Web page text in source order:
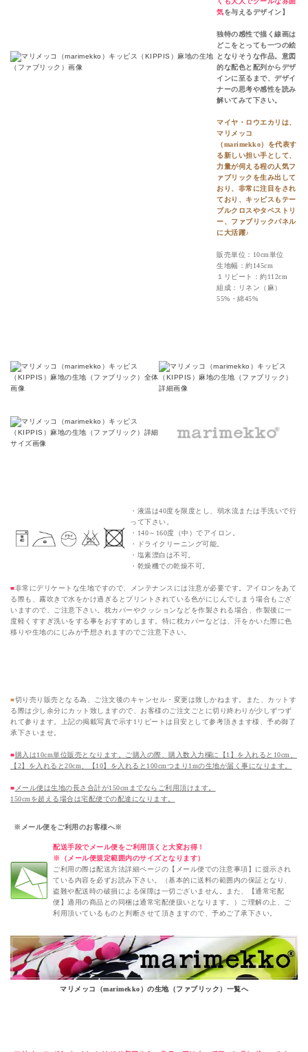
気を与えるデザイン】
独特の感性で描く線画は
どこをとっても一つの絵
となりそうな作品。意図
的な配色と配列からデザ
インに至るまで、デザイ
ナーの思考や感性を読み
解いてみて下さい。
マイヤ・ロウエカリは、
マリメッコ
（marimekko）を代表す
る新しい担い手として、
力量が伺える程の人気フ
ァブリックを生み出して
おり、非常に注目をされ
ており、キッピスもテー
ブルクロスやタペストリ
ー、ファブリックパネル
に大活躍♪
販売単位：10cm単位
生地幅：約145cm
１リピート：約112cm
組成：リネン（麻）
55%・綿45%
・液温は40度を限度とし、弱水流または手洗いで行
って下さい。
・140～160度（中）でアイロン。
・ドライクリーニング可能。
・塩素漂白は不可。
・乾燥機での乾燥不可。
■非常にデリケートな生地ですので、メンテナンスには注意が必要です。アイロンをあて
る際も、霧吹きで水をかけ過ぎるとプリントされている色がにじんでしまう場合もござ
いますので、ご注意下さい。枕カバーやクッションなどを作製される場合、作製後に一
度軽くすすぎ洗いをする事をおすすめします。特に枕カバーなどは、汗をかいた際に色
移りや生地のにじみが予想されますのでご注意下さい。
■切り売り販売となる為、ご注文後のキャンセル・変更は致しかねます。また、カットす
る際は少し余分にカット致しますので、お客様のご注文ごとに切り終わりが少しずつず
れて参ります。上記の掲載写真で示す1リピートは目安として参考頂きます様、予め御了
承下さいませ。
■購入は10cm単位販売となります。ご購入の際、購入数入力欄に【1】を入れると10cm、
【2】を入れると20cm、【10】を入れると100cmつまり1mの生地が届く事になります。
■ メール便は生地の長さ合計が150cmまでならご利用頂けます。
150cmを超える場合は宅配便での配達になります。
※メール便をご利用のお客様へ※
配送手段でメール便をご利用頂くと大変お得！
※（メール便規定範囲内のサイズとなります）
ご利用の際は配送方法詳細ページの【メール便での注意事項】に提示され
ている内容を必ずお読み下さい。（基本的に送料の範囲内の保証となり、
盗難や配送時の破損による保障は一切ございません。また、【通常宅配
便】適用の商品との同梱は通常宅配便扱いとなります。）ご理解の上、ご
利用頂いているものと判断させて頂きますので、予めご了承下さい。
マリメッコ（marimekko）の生地（ファブリック）一覧へ